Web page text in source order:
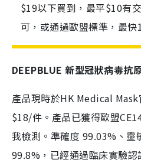
$19以下買到，最平$10有
可，或通過歐盟標準，最快
DEEPBLUE 新型冠狀病毒抗
產品現時於HK Medical
$18/件。產品已獲得歐盟
我檢測。準確度 99.03%、靈
99.8%，已經通過臨床實驗